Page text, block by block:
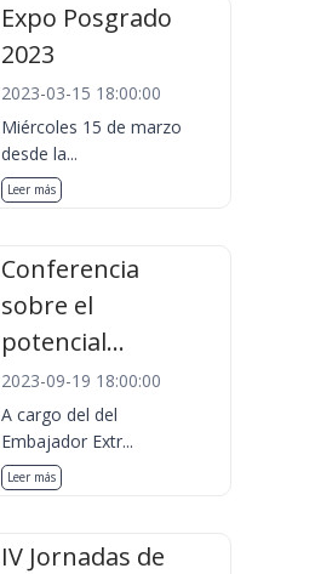
Expo Posgrado
2023
2023-03-15 18:00:00
Miércoles 15 de marzo
desde la...
Leer más
Conferencia
sobre el
potencial...
2023-09-19 18:00:00
A cargo del del
Embajador Extr...
Leer más
IV Jornadas de